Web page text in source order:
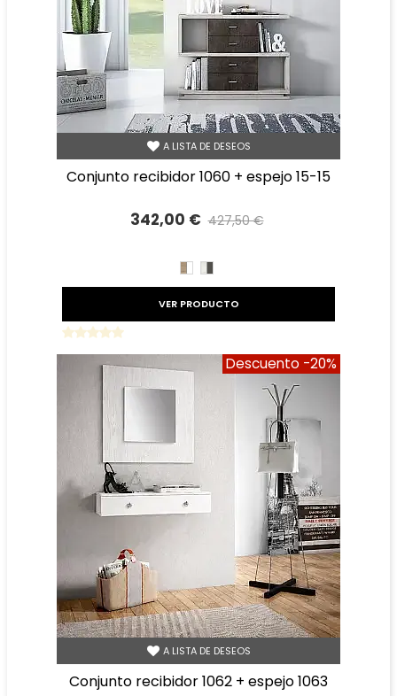
A LISTA DE DESEOS
conjunto recibidor 1060 + espejo 15-15
342,00 € 427,50 €
CAMBRIAN/BLANCO
TIBET
VER PRODUCTO
Descuento -20%
A LISTA DE DESEOS
conjunto recibidor 1062 + espejo 1063